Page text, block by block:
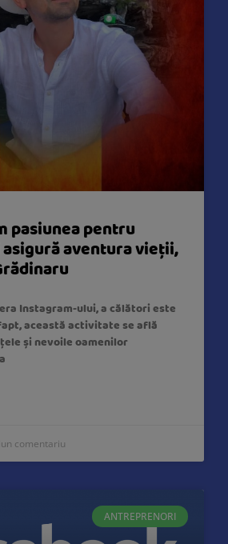
pasiunea pentru
aventura vieții,
Instagram-ului, a călători este
această activitate se află
și nevoile oamenilor
comentariu
ANTREPRENORI